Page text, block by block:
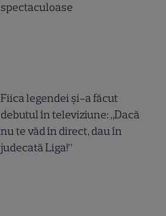
spectaculoase
Fiica legendei și-a făcut
debutul în televiziune: „Dacă
nu te văd în direct, dau în
judecată Liga!”